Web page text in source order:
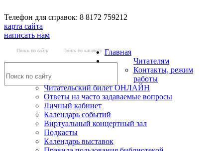
Телефон для справок: 8 8172 759212
карта сайта
написать нам
Поиск по сайту Поиск по каталогу Главная
Читателям
Контакты, режим
работы
Читательский билет ОНЛАЙН
Ответы на часто задаваемые вопросы
Личный кабинет
Календарь событий
Виртуальный концертный зал
Подкасты
Календарь выставок